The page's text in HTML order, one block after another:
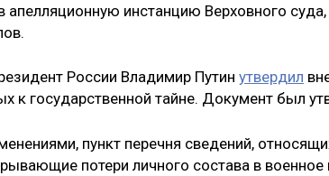
апелляционную инстанцию Верховного суда,
России Владимир Путин утвердил
к государственной тайне. Документ был
пункт перечня сведений,
потери личного состава в